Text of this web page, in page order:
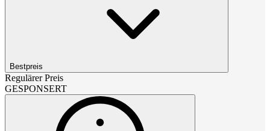
Bestpreis
Regulärer Preis
GESPONSERT